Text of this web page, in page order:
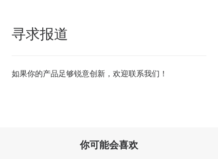
寻求报道
如果你的产品足够锐意创新，欢迎联系我们 ！
你可能会喜欢